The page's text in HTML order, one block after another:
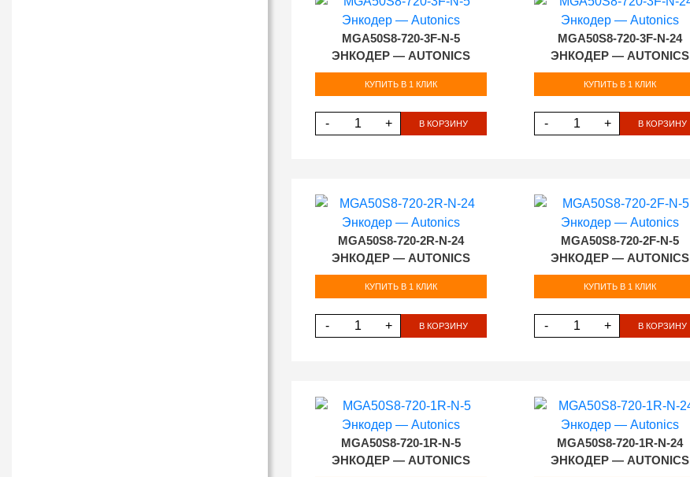
MGA50S8-720-3F-N-5
ЭНКОДЕР — AUTONICS
КУПИТЬ В 1 КЛИК
- + В КОРЗИНУ
MGA50S8-720-3F-N-24
ЭНКОДЕР — AUTONICS
КУПИТЬ В 1 КЛИК
- + В КОРЗИНУ
MGA50S8-720-2R-N-24
ЭНКОДЕР — AUTONICS
КУПИТЬ В 1 КЛИК
- + В КОРЗИНУ
MGA50S8-720-2F-N-5
ЭНКОДЕР — AUTONICS
КУПИТЬ В 1 КЛИК
- + В КОРЗИНУ
MGA50S8-720-1R-N-5
ЭНКОДЕР — AUTONICS
MGA50S8-720-1R-N-24
ЭНКОДЕР — AUTONICS